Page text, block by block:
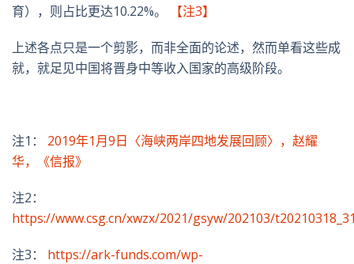
育），则占比更达10.22%。
【注3】
上述各点只是一个剪影，而非全面的论述，然而单看这些成
就，就足见中国将晋身中等收入国家的高级阶段。
注1： 2019年1月9日〈海峡两岸四地发展回顾〉，赵耀
华，《信报》
注2：
https://www.csg.cn/xwzx/2021/gsyw/202103/
注3： https://ark-funds.com/wp-